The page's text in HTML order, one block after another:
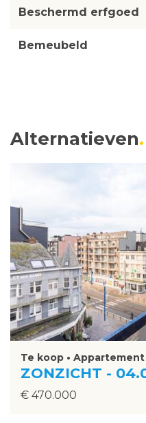
Beschermd erfgoed
Bemeubeld
Alternatieven
Te koop • Appartement
ZONZICHT -
€ 470.000